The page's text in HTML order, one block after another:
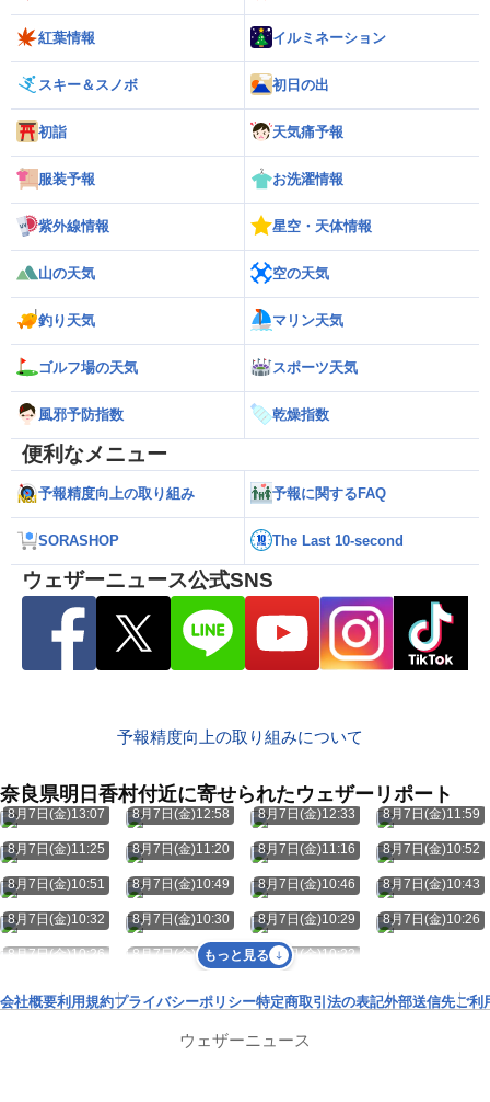
紅葉情報 イルミネーション
スキー＆スノボ 初日の出
初詣 天気痛予報
服装予報 お洗濯情報
紫外線情報 星空・天体情報
山の天気 空の天気
釣り天気 マリン天気
ゴルフ場の天気 スポーツ天気
風邪予防指数 乾燥指数
便利なメニュー
予報精度向上の取り組み 予報に関するFAQ
SORASHOP The Last 10-second
ウェザーニュース公式SNS
予報精度向上の取り組みについて
奈良県明日香村付近に寄せられたウェザーリポート
8月7日(金)13:07 8月7日(金)12:58 8月7日(金)12:33 8月7日(金)11:59
8月7日(金)11:25 8月7日(金)11:20 8月7日(金)11:16 8月7日(金)10:52
8月7日(金)10:51 8月7日(金)10:49 8月7日(金)10:46 8月7日(金)10:43
8月7日(金)10:32 8月7日(金)10:30 8月7日(金)10:29 8月7日(金)10:26
8月7日(金)10:26 8月7日(金)10:25 8月7日(金)10:22
もっと見る
会社概要利用規約プライバシーポリシー特定商取引法の表記外部送信先ご利
ウェザーニュース